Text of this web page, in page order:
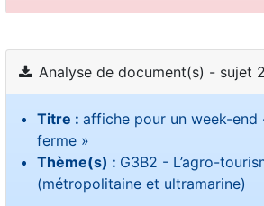
Analyse de document(s) - sujet 2
Titre : affiche pour un week-end
ferme »
Thème(s) : G3B2 - L’agro-
(métropolitaine et ultramarine)